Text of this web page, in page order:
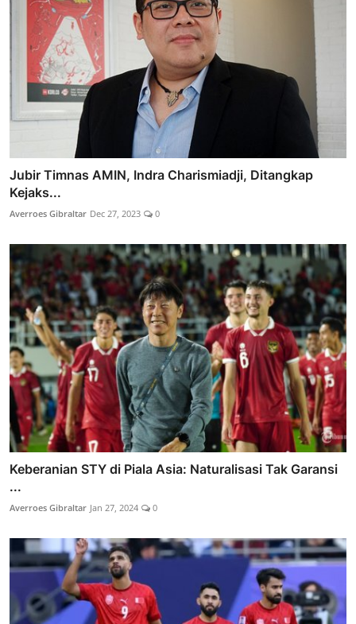
Jubir Timnas AMIN, Indra Charismiadji, Ditangkap
Kejaks...
Averroes Gibraltar Dec 27, 2023 0
Keberanian STY di Piala Asia: Naturalisasi Tak Garansi
...
Averroes Gibraltar Jan 27, 2024 0